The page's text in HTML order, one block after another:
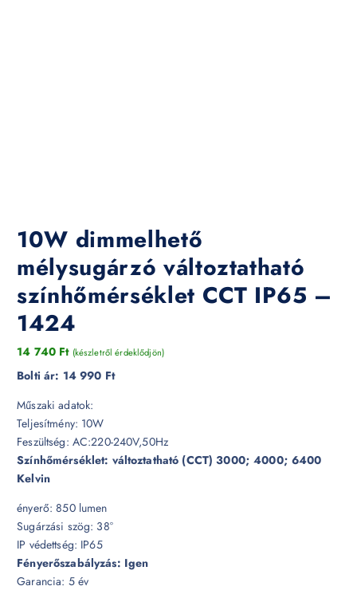
10W dimmelhető
mélysugárzó változtatható
színhőmérséklet CCT IP65 –
1424
14 740 Ft (készletről érdeklődjön)
Bolti ár: 14 990 Ft
Műszaki adatok:
Teljesítmény: 10W
Feszültség: AC:220-240V,50Hz
Színhőmérséklet: változtatható (CCT) 3000; 4000; 6400
Kelvin
ényerő: 850 lumen
Sugárzási szög: 38°
IP védettség: IP65
Fényerőszabályzás: Igen
Garancia: 5 év